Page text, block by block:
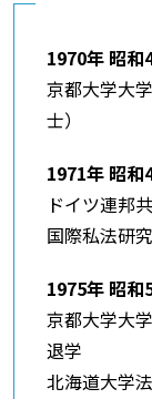
1970年 昭和
京都大学大
士）
1971年 昭和
ドイツ連邦
国際私法研
1975年 昭和
京都大学大
退学
北海道大学